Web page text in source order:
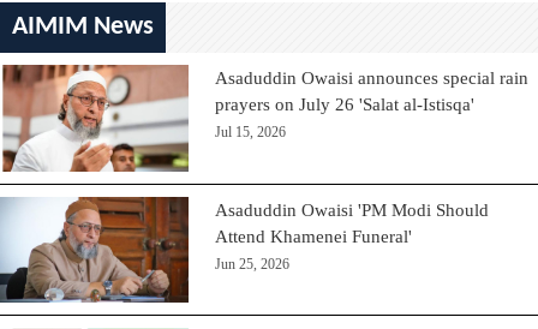
AIMIM News
Asaduddin Owaisi announces special rain
prayers on July 26 'Salat al-Istisqa'
Jul 15, 2026
Asaduddin Owaisi 'PM Modi Should
Attend Khamenei Funeral'
Jun 25, 2026